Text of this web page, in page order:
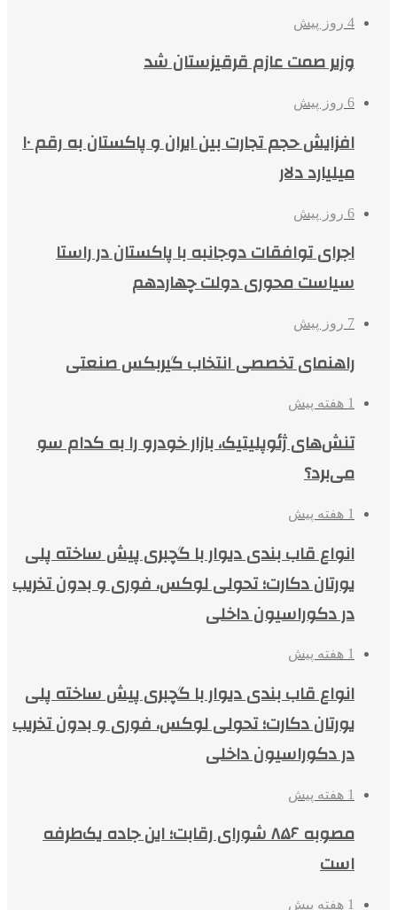
4 روز پیش
وزیر صمت عازم قرقیزستان شد
6 روز پیش
افزایش حجم تجارت بین ایران و پاکستان به رقم ۱۰
میلیارد دلار
6 روز پیش
اجرای توافقات دوجانبه با پاکستان در راستا
سیاست محوری دولت چهاردهم
7 روز پیش
راهنمای تخصصی انتخاب گیربکس صنعتی
1 هفته پیش
تنش‌های ژئوپلیتیک، بازار خودرو را به کدام سو
می‌برد؟
1 هفته پیش
انواع قاب بندی دیوار با گچبری پیش ساخته پلی
یورتان دکارت؛ تحولی لوکس، فوری و بدون تخریب
در دکوراسیون داخلی
1 هفته پیش
انواع قاب بندی دیوار با گچبری پیش ساخته پلی
یورتان دکارت؛ تحولی لوکس، فوری و بدون تخریب
در دکوراسیون داخلی
1 هفته پیش
مصوبه ۸۵۶ شورای رقابت؛ این جاده یک‌طرفه
است
1 هفته پیش